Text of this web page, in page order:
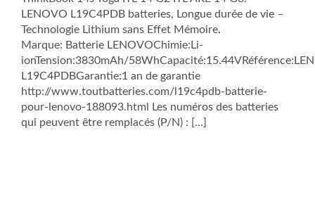
LENOVO L19C4PDB batteries, Longue durée de vie –
Technologie Lithium sans Effet Mémoire.
Marque: Batterie LENOVOChimie:Li-
ionTension:3830mAh/
L19C4PDBGarantie:1 an de garantie
http://www.toutbatteries.com/l19c4pdb-batterie-
pour-lenovo-188093.html Les numéros des batteries
qui peuvent être remplacés (P/N) : […]